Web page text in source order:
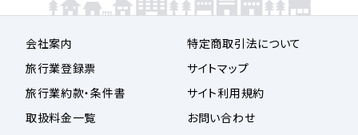
会社案内
旅行業登録票
旅行業約款・条件書
取扱料金一覧
特定商取引法について
サイトマップ
サイト利用規約
お問い合わせ